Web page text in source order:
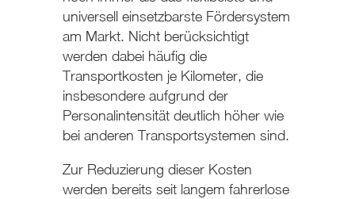
universell einsetzbarste Fördersystem
am Markt. Nicht berücksichtigt
werden dabei häufig die
Transportkosten je Kilometer, die
insbesondere aufgrund der
Personalintensität deutlich höher wie
bei anderen Transportsystemen sind.
Zur Reduzierung dieser Kosten
werden bereits seit langem fahrerlose